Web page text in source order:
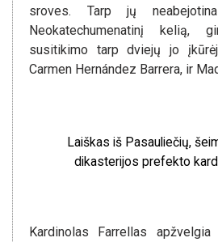
sroves. Tarp jų
Neokatechumenatinį kelią,
susitikimo tarp dviejų jo
Carmen Hernández Barrera, ir
Laiškas iš Pasauliečių,
dikasterijos prefekto
Kardinolas Farrellas